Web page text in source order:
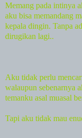
Memang pada intinya
aku bisa memandang
kepala dingin. Tanpa
dirugikan lagi..
Aku tidak perlu
walaupun sebenarnya
temanku asal muasal
Tapi aku tidak mau